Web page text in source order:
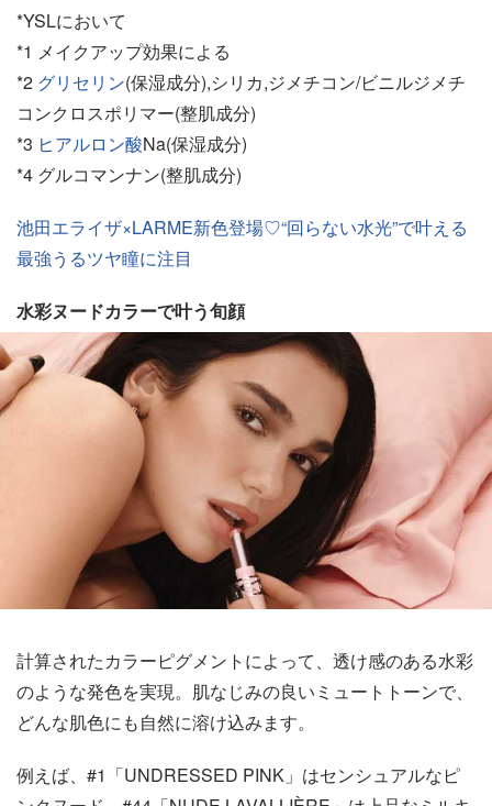
*YSLにおいて
*1 メイクアップ効果による
*2 グリセリン(保湿成分),シリカ,ジメチコン/ビニルジメチ
コンクロスポリマー(整肌成分)
*3 ヒアルロン酸Na(保湿成分)
*4 グルコマンナン(整肌成分)
池田エライザ×LARME新色登場♡“回らない水光”で叶える
最強うるツヤ瞳に注目
水彩ヌードカラーで叶う旬顔
計算されたカラーピグメントによって、透け感のある水彩
のような発色を実現。肌なじみの良いミュートトーンで、
どんな肌色にも自然に溶け込みます。
例えば、#1「UNDRESSED PINK」はセンシュアルなピ